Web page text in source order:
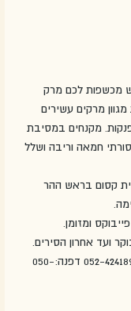
מכשפות לכם מרק
מרקים עשירים
מקנחים במסיבת
חמאה וריבה ושלל
קסום בראש ההר
ומזומן.
טלפון להזמנות: רותי: 052-4241894 דפנה:050-